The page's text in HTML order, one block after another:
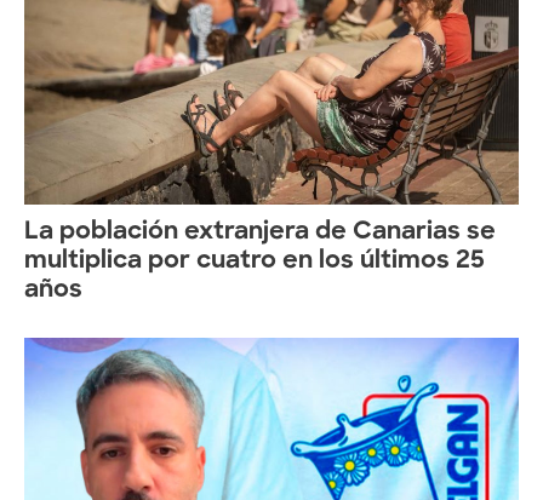
La población extranjera de Canarias se
multiplica por cuatro en los últimos 25
años